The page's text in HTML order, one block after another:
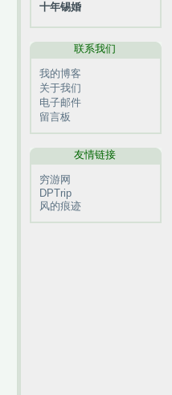
十年锡婚
联系我们
我的博客
关于我们
电子邮件
留言板
友情链接
穷游网
DPTrip
风的痕迹